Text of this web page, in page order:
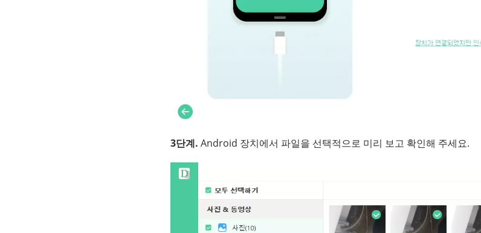
3단계. Android 장치에서 파일을 선택적으로 미리 보고 확인해 주세요.